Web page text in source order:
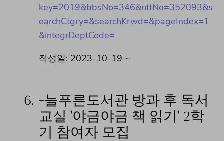
key=2019&bbsNo=346&nttNo=352093&s
earchCtgry=&searchKrwd=&pageIndex=1
&integrDeptCode=
작성일: 2023-10-19 ~
6. -늘푸른도서관 방과 후 독서
교실 '야금야금 책 읽기' 2학
기 참여자 모집